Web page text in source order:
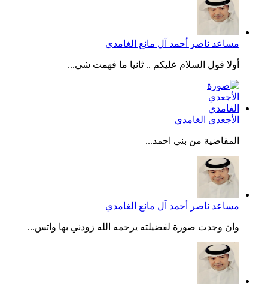
مساعد ناصر أحمد آل مانع الغامدي
أولا قول السلام عليكم .. ثانيا ما فهمت شي...
الأجعدي الغامدي
المقاضية من بني احمد...
مساعد ناصر أحمد آل مانع الغامدي
وان وجدت صورة لفضيلته يرحمه الله زودني بها واتس...